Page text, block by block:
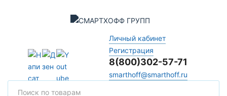
Личный кабинет
Регистрация
8(800)302-57-71
smarthoff@smarthoff.ru